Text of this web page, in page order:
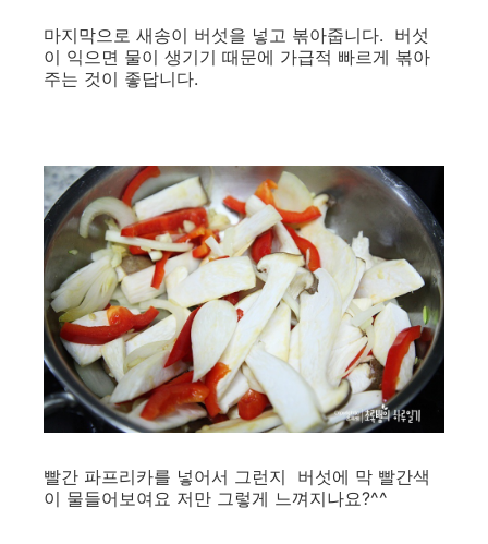
마지막으로 새송이 버섯을 넣고 볶아줍니다. 버섯
이 익으면 물이 생기기 때문에 가급적 빠르게 볶아
주는 것이 좋답니다.
빨간 파프리카를 넣어서 그런지 버섯에 막 빨간색
이 물들어보여요 저만 그렇게 느껴지나요?^^